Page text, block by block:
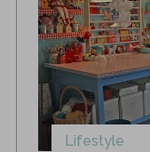
Lifestyle